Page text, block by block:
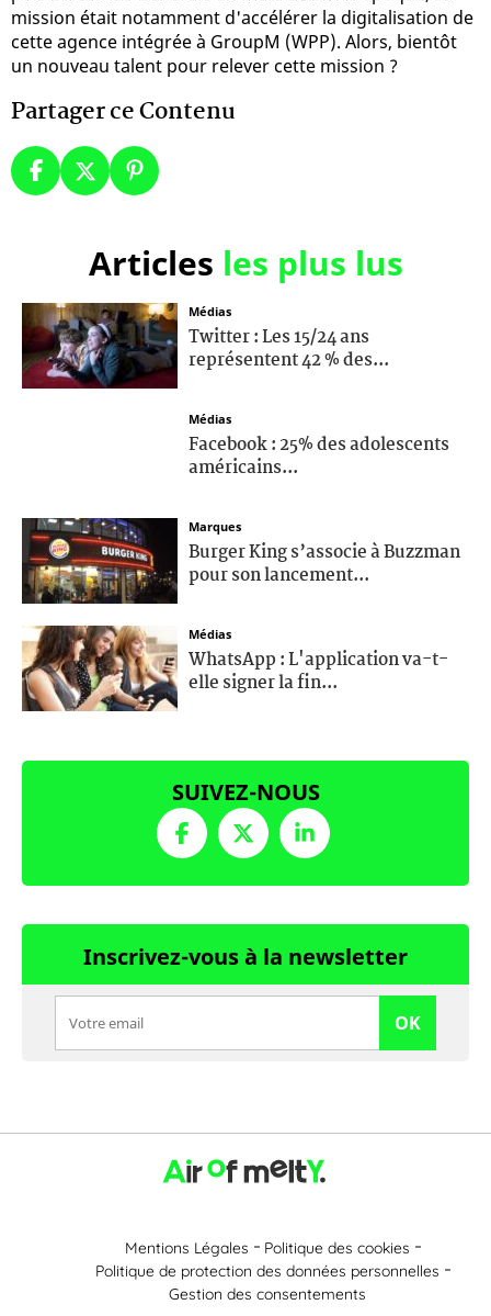
mission était notamment d'accélérer la digitalisation de
cette agence intégrée à GroupM (WPP). Alors, bientôt
un nouveau talent pour relever cette mission ?
Partager ce Contenu
Articles les plus lus
Médias
Twitter : Les 15/24 ans
représentent 42 % des...
Médias
Facebook : 25% des adolescents
américains...
Marques
Burger King s’associe à Buzzman
pour son lancement...
Médias
WhatsApp : L'application va-t-
elle signer la fin...
SUIVEZ-NOUS
Inscrivez-vous à la newsletter
OK
Mentions Légales
Politique des cookies
Politique de protection des données personnelles
Gestion des consentements